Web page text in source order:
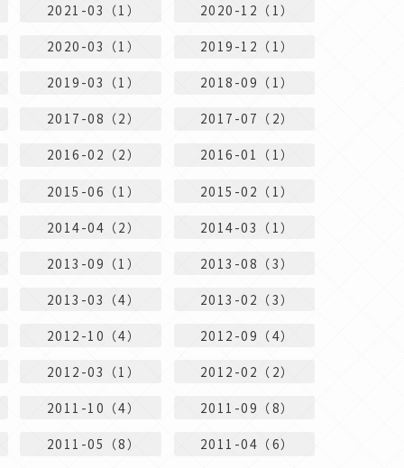
2021-03（1） 2020-12（1）
2020-03（1） 2019-12（1）
2019-03（1） 2018-09（1）
2017-08（2） 2017-07（2）
2016-02（2） 2016-01（1）
2015-06（1） 2015-02（1）
2014-04（2） 2014-03（1）
2013-09（1） 2013-08（3）
2013-03（4） 2013-02（3）
2012-10（4） 2012-09（4）
2012-03（1） 2012-02（2）
2011-10（4） 2011-09（8）
2011-05（8） 2011-04（6）